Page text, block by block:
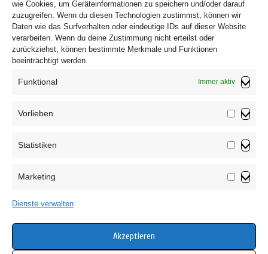
wie Cookies, um Geräteinformationen zu speichern und/oder darauf
zuzugreifen. Wenn du diesen Technologien zustimmst, können wir
Daten wie das Surfverhalten oder eindeutige IDs auf dieser Website
verarbeiten. Wenn du deine Zustimmung nicht erteilst oder
zurückziehst, können bestimmte Merkmale und Funktionen
beeinträchtigt werden.
Funktional Immer aktiv
Vorlieben
Statistiken
Marketing
Dienste verwalten
Akzeptieren
Cookie-Richtlinie (EU)